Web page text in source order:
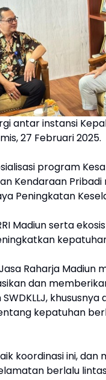
antar instansi
27 Februari 2025.
program
Kendaraan
Peningkatan
Madiun serta
Jasa Raharja
dan
kepatuhan
koordinasi ini,
berlalu